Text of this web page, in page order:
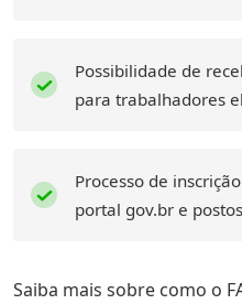
Possibilidade de
para trabalhadores
Processo de
portal gov.br e
Saiba mais sobre como o